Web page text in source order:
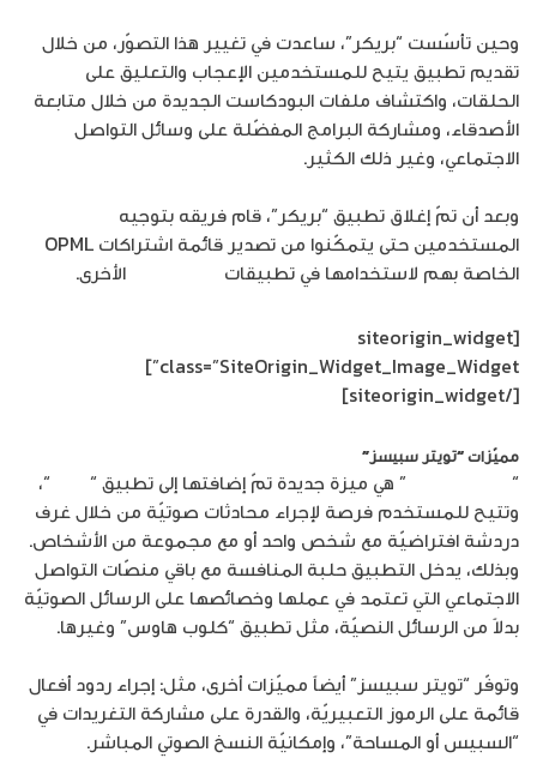
وحين تأسّست “بريكر”، ساعدت في تغيير هذا التصوّر، من خلال
تقديم تطبيق يتيح للمستخدمين الإعجاب والتعليق على
الحلقات، واكتشاف ملفات البودكاست الجديدة من خلال متابعة
الأصدقاء، ومشاركة البرامج المفضّلة على وسائل التواصل
الاجتماعي، وغير ذلك الكثير.
وبعد أن تمّ إغلاق تطبيق “بريكر”، قام فريقه بتوجيه
المستخدمين حتى يتمكّنوا من تصدير قائمة اشتراكات OPML
الخاصة بهم لاستخدامها في تطبيقات
الأخرى.
[siteorigin_widget
class=”SiteOrigin_Widget_Image_Widget”]
[/siteorigin_widget]
مميّزات “تويتر سبيسز”
“ ” هي ميزة جديدة تمّ إضافتها إلى تطبيق “
“،
وتتيح للمستخدم فرصة لإجراء محادثات صوتيّة من خلال غرف
دردشة افتراضيّة مع شخص واحد أو مع مجموعة من الأشخاص.
وبذلك، يدخل التطبيق حلبة المنافسة مع باقي منصّات التواصل
الاجتماعي التي تعتمد في عملها وخصائصها على الرسائل الصوتيّة
بدلاً من الرسائل النصيّة، مثل تطبيق “كلوب هاوس” وغيرها.
وتوفّر “تويتر سبيسز” أيضاً مميّزات أخرى، مثل: إجراء ردود أفعال
قائمة على الرموز التعبيريّة، والقدرة على مشاركة التغريدات في
“السبيس أو المساحة”، وإمكانيّة النسخ الصوتي المباشر.